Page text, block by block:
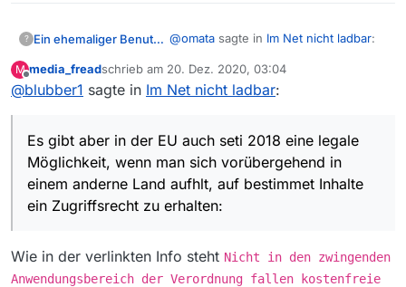
? Ein ehemaliger Benutzer @omata sagte in Im Net nicht ladbar:
nun ich lebe in frankreich und
hier geklappt scheint also aus
irgendeinem grund nicht mehr
möglicherweise selbst ansehen, wenn
du in MVW auf den Pfeil klickst, mit
dem du das Video ansehen kannst.
Dann bekommst du wahrscheinlich
auf dem ORF-Link das folgende Bild
Alternative vielleicht auch für DE, das
kann ich nicht prüfen, denn ich kann
es in DE laden.
Es gibt aber in der EU auch seti 2018
eine legale Möglichkeit, wenn man
Zugriffsrecht zu erhalten:
Liest die Info
M
Offline
media_freadschrieb am 20. Dez. 2020, 03:04
zuletzt editiert von
@blubber1 sagte in Im Net nicht ladbar:
Es gibt aber in der EU auch seti 2018 eine legale
Möglichkeit, wenn man sich vorübergehend in
einem anderne Land aufhlt, auf bestimmet Inhalte
ein Zugriffsrecht zu erhalten:
Wie in der verlinkten Info steht Nicht in den zwingenden
Anwendungsbereich der Verordnung fallen kostenfreie